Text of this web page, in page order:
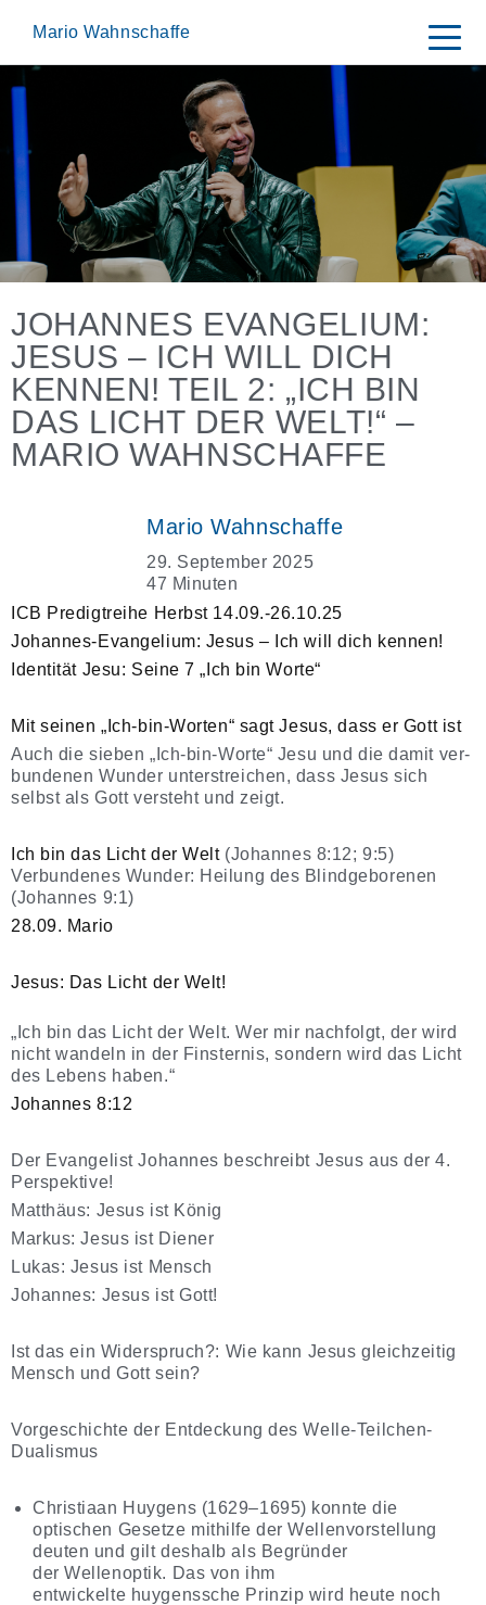
Mario Wahnschaffe
JOHANNES EVANGELIUM:
JESUS – ICH WILL DICH
KENNEN! TEIL 2: „ICH BIN
DAS LICHT DER WELT!“ –
MARIO WAHNSCHAFFE
Mario Wahnschaffe
29. September 2025
47 Minuten
ICB Predigtreihe Herbst 14.09.-26.10.25
Johannes-Evangelium: Jesus – Ich will dich kennen!
Identität Jesu: Seine 7 „Ich bin Worte“
Mit seinen „Ich-bin-Worten“ sagt Jesus, dass er Gott ist
Auch die sieben „Ich-bin-Worte“ Jesu und die damit ver­
bundenen Wunder unterstreichen, dass Jesus sich
selbst als Gott versteht und zeigt.
Ich bin das Licht der Welt(Johannes 8:12; 9:5)
Verbundenes Wunder: Heilung des Blindgeborenen
(Johannes 9:1)
28.09. Mario
Jesus: Das Licht der Welt!
„Ich bin das Licht der Welt. Wer mir nachfolgt, der wird
nicht wandeln in der Finsternis, sondern wird das Licht
des Lebens haben.“
Johannes 8:12
Der Evangelist Johannes beschreibt Jesus aus der 4.
Perspektive!
Matthäus: Jesus ist König
Markus: Jesus ist Diener
Lukas: Jesus ist Mensch
Johannes: Jesus ist Gott!
Ist das ein Widerspruch?: Wie kann Jesus gleichzeitig
Mensch und Gott sein?
Vorgeschichte der Entdeckung des Welle-Teilchen-
Dualismus
Christiaan Huygens (1629–1695) konnte die
optischen Gesetze mithilfe der Wellenvorstellung
deuten und gilt deshalb als Begründer
der Wellenoptik. Das von ihm
entwickelte huygenssche Prinzip wird heute noch